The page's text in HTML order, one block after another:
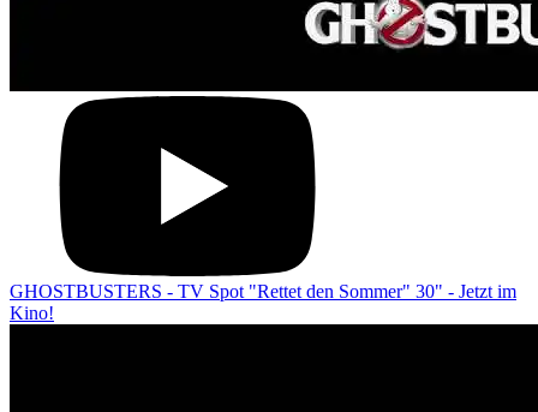
GHOSTBUSTERS - TV Spot "Rettet den Sommer" 30" - Jetzt im
Kino!